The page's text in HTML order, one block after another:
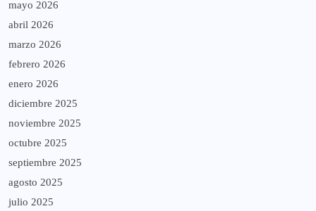
mayo 2026
abril 2026
marzo 2026
febrero 2026
enero 2026
diciembre 2025
noviembre 2025
octubre 2025
septiembre 2025
agosto 2025
julio 2025